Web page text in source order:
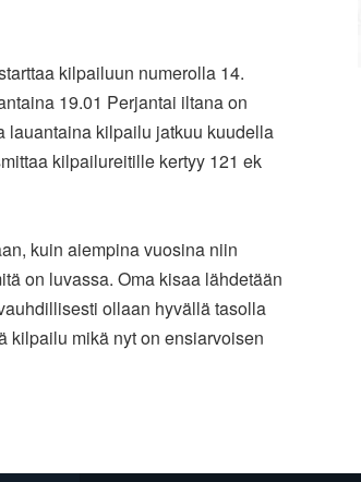
kilpailuun numerolla 14.
19.01 Perjantai iltana on
lauantaina kilpailu jatkuu kuudella
kilpailureitille kertyy 121 ek
kuin aiempina vuosina niin
on luvassa. Oma kisaa lähdetään
ollaan hyvällä tasolla
kilpailu mikä nyt on ensiarvoisen